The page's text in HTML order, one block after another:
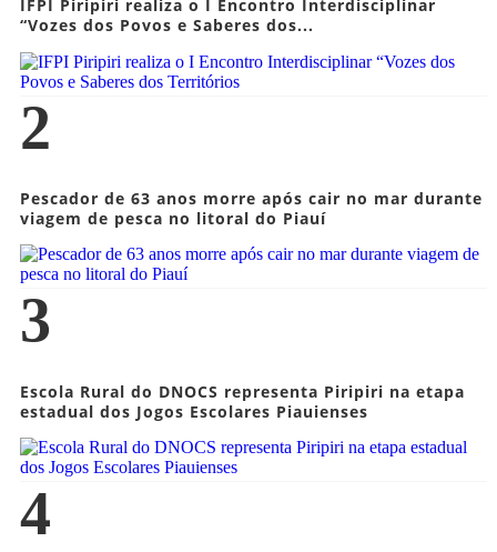
IFPI Piripiri realiza o I Encontro Interdisciplinar
“Vozes dos Povos e Saberes dos...
2
Pescador de 63 anos morre após cair no mar durante
viagem de pesca no litoral do Piauí
3
Escola Rural do DNOCS representa Piripiri na etapa
estadual dos Jogos Escolares Piauienses
4